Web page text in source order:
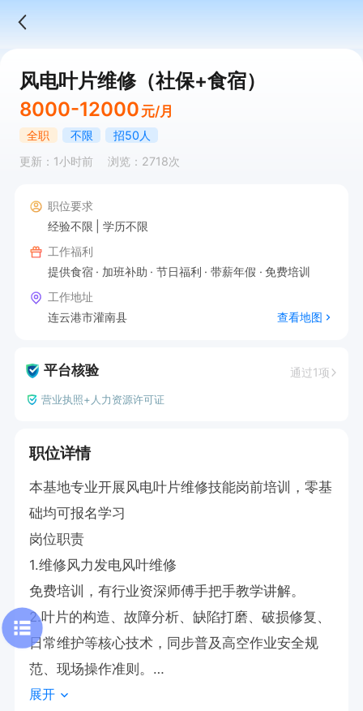
风电叶片维修（社保+食宿）
8000-12000 元/月
全职 不限
招50人
更新：1小时前
浏览：2718次
职位要求
经验不限
学历不限
工作福利
提供食宿
加班补助 节日福利 带薪年假
免费培训
工作地址
连云港市灌南县
查看地图
平台核验 通过1项
营业执照+人力资源许可证
职位详情
本基地专业开展风电叶片维修技能岗前培训，零基
础均可报名学习
岗位职责
1.维修风力发电风叶维修
免费培训，有行业资深师傅手把手教学讲解。
2.叶片的构造、故障分析、缺陷打磨、破损修复、
日常维护等核心技术，同步普及高空作业安全规
范、现场操作准则。
3.实习期一个月，6000元--14000元，实习转正
展开